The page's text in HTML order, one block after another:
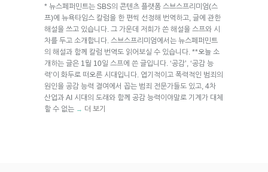
* 뉴스페퍼민트는 SBS의 콘텐츠 플랫폼 스브스프리미엄(스
프)에 뉴욕타임스 칼럼을 한 편씩 선정해 번역하고, 글에 관한
해설을 쓰고 있습니다. 그 가운데 저희가 쓴 해설을 스프와 시
차를 두고 소개합니다. 스브스프리미엄에서는 뉴스페퍼민트
의 해설과 함께 칼럼 번역도 읽어보실 수 있습니다. **오늘 소
개하는 글은 1월 10일 스프에 쓴 글입니다. ‘공감’, ‘공감 능
력’이 화두로 떠오른 시대입니다. 엽기적이고 폭력적인 범죄의
원인을 공감 능력 결여에서 꼽는 범죄 전문가들도 있고, 4차
산업과 AI 시대의 도래와 함께 공감 능력이야말로 기계가 대체
할 수 없는 → 더 보기